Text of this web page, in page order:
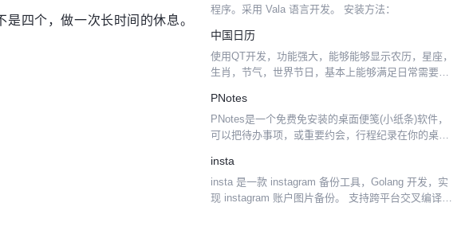
四个，做一次长时间的休息。
程序。采用 Vala 语言开发。 安装方法：
中国日历
使用QT开发，功能强大，能够能够显示农历，星座，
生肖，节气，世界节日，基本上能够满足日常需要
件是国人开发的，按GPL协议发布。开发者信息在代
码中。 我修改...
PNotes
PNotes是一个免费免安装的桌面便笺(小纸条)软件，
可以把待办事项，或重要约会，行程纪录在你的桌面
小颜色都可以改变，而且若是嫌整个桌面都是便笺很
碍眼，还...
insta
insta 是一款 instagram 备份工具，Golang 开发，实
现 instagram 账户图片备份。 支持跨平台交叉编译，